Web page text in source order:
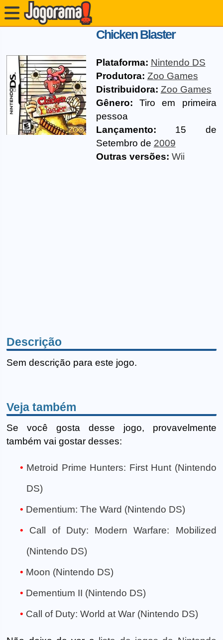
Chicken Blaster
Plataforma: Nintendo DS
Produtora: Zoo Games
Distribuidora: Zoo Games
Gênero:
Tiro em primeira
pessoa
Lançamento: 15 de
Setembro de 2009
Outras versões: Wii
Descrição
Sem descrição para este jogo.
Veja também
Se você gosta desse jogo, provavelmente
também vai gostar desses:
Metroid Prime Hunters: First Hunt (Nintendo
DS)
Dementium: The Ward (Nintendo DS)
Call of Duty: Modern Warfare: Mobilized
(Nintendo DS)
Moon (Nintendo DS)
Dementium II (Nintendo DS)
Call of Duty: World at War (Nintendo DS)